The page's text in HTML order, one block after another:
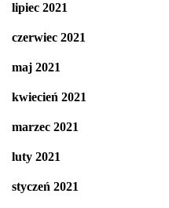
lipiec 2021
czerwiec 2021
maj 2021
kwiecień 2021
marzec 2021
luty 2021
styczeń 2021